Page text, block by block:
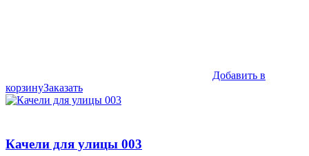
Добавить в
корзинуЗаказать
Качели для улицы 003